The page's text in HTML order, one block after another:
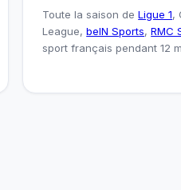
Toute la saison deLigue 1,
League,beIN Sports,RMC
sport français pendant 12